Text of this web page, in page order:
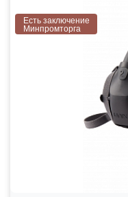
Есть заключение
Минпромторга